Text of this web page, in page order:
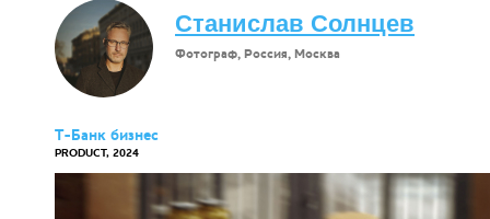
Станислав Солнцев
Фотограф, Россия, Москва
Т-Банк бизнес
PRODUCT, 2024